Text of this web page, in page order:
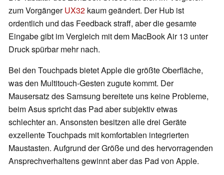
zum VorgängerUX32 kaum geändert. Der Hub ist
ordentlich und das Feedback straff, aber die gesamte
Eingabe gibt im Vergleich mit dem MacBook Air 13 unter
Druck spürbar mehr nach.
Bei den Touchpads bietet Apple die größte Oberfläche,
was den Multitouch-Gesten zugute kommt. Der
Mausersatz des Samsung bereitete uns keine Probleme,
beim Asus spricht das Pad aber subjektiv etwas
schlechter an. Ansonsten besitzen alle drei Geräte
exzellente Touchpads mit komfortablen integrierten
Maustasten. Aufgrund der Größe und des hervorragenden
Ansprechverhaltens gewinnt aber das Pad von Apple.